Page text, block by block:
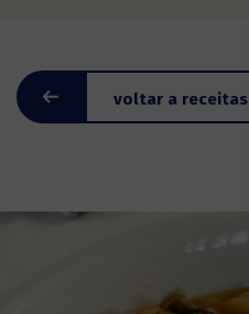
voltar a receitas